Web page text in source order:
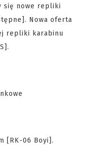
się nowe repliki
Nowa oferta
repliki karabinu
[RK-06 Boyi].